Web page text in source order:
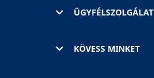
ÜGYFÉLSZOLGÁLAT
KÖVESS MINKET